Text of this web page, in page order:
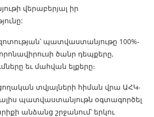
վերաբերյալ իր
պատվաստանյութը 100%-
ծանր դեպքերը,
եւ մահվան ելքերը։
տվյալների հիման վրա ԱՀԿ-
պատվաստանյութն օգտագործել
անձանց շրջանում՝ երկու